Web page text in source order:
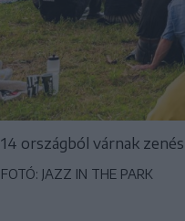
14 országból várnak
FOTÓ: JAZZ IN THE PARK